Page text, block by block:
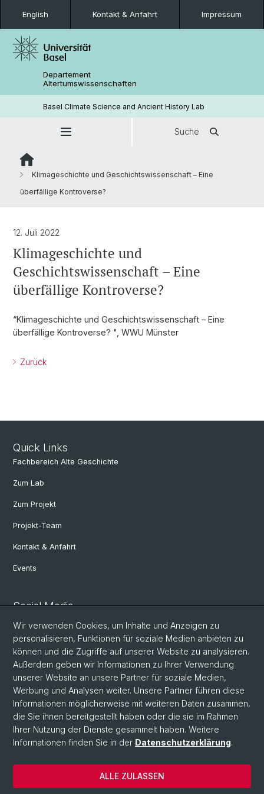
English Kontakt & Anfahrt Impressum
Departement
Altertumswissenschaften
Basel Climate Science and Ancient History Lab
Suche
Klimageschichte und Geschichtswissenschaft – Eine
überfällige Kontroverse?
12. Juli 2022
Klimageschichte und
Geschichtswissenschaft – Eine
überfällige Kontroverse?
“Klimageschichte und Geschichtswissenschaft – Eine
überfällige Kontroverse? ", WWU Münster
Zurück
Quick Links
Fachbereich Alte Geschichte
Zum Lab
Zum Projekt
Projekt-Team
Kontakt & Anfahrt
Events
Social Media
Facebook
Instagram
Twitter
© Universität Basel
Philosophisch-Historische Fakultät
Departement Altertumswissenschaften
Wir verwenden Cookies, um Inhalte und Anzeigen zu
personalisieren, Funktionen für soziale Medien anbieten zu
können und die Zugriffe auf unserer Website zu analysieren.
Außerdem geben wir Informationen zu Ihrer Verwendung
unserer Website an unsere Partner für soziale Medien,
Werbung und Analysen weiter. Unsere Partner führen diese
Informationen möglicherweise mit weiteren Daten zusammen,
die Sie ihnen bereitgestellt haben oder die sie im Rahmen
Ihrer Nutzung der Dienste gesammelt haben. Weitere
Informationen finden Sie in der Datenschutzerklärung.
ALLE ZULASSEN